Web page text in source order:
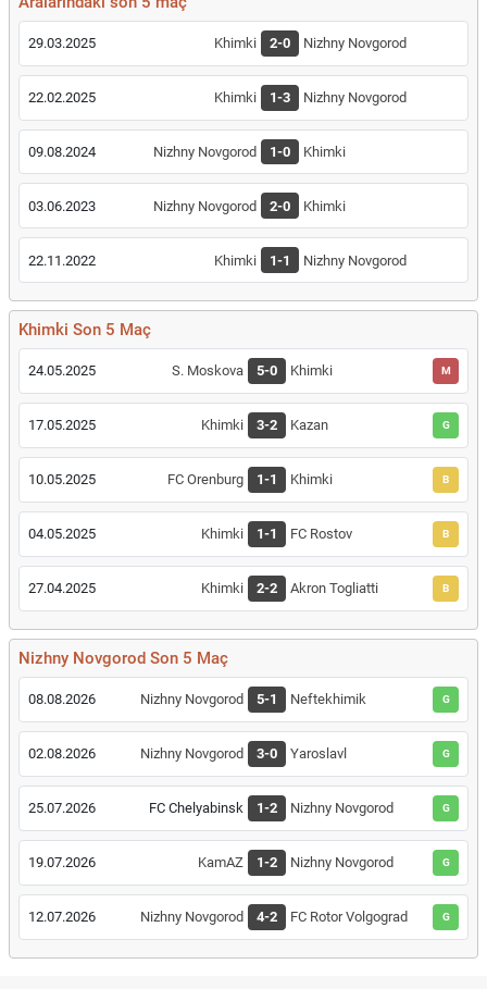
29.03.2025 Khimki 2-0 Nizhny Novgorod
22.02.2025 Khimki 1-3 Nizhny Novgorod
09.08.2024 Nizhny Novgorod 1-0 Khimki
03.06.2023 Nizhny Novgorod 2-0 Khimki
22.11.2022 Khimki 1-1 Nizhny Novgorod
Khimki Son 5 Maç
24.05.2025 S. Moskova 5-0 Khimki M
17.05.2025 Khimki 3-2 Kazan G
10.05.2025 FC Orenburg 1-1 Khimki B
04.05.2025 Khimki 1-1 FC Rostov B
27.04.2025 Khimki 2-2 Akron Togliatti B
Nizhny Novgorod Son 5 Maç
08.08.2026 Nizhny Novgorod 5-1 Neftekhimik G
02.08.2026 Nizhny Novgorod 3-0 Yaroslavl G
25.07.2026 FC Chelyabinsk 1-2 Nizhny Novgorod G
19.07.2026 KamAZ 1-2 Nizhny Novgorod G
12.07.2026 Nizhny Novgorod 4-2 FC Rotor Volgograd G